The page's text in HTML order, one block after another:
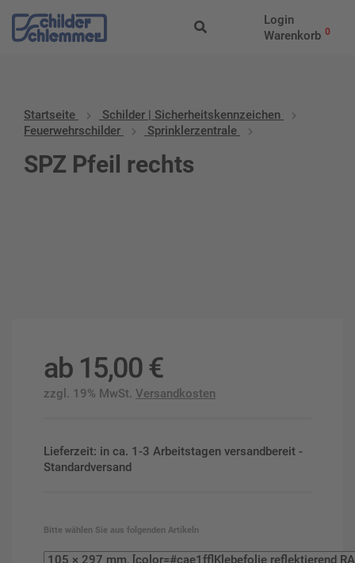
Login
Warenkorb 0
Startseite
Schilder | Sicherheitskennzeichen
Feuerwehrschilder
Sprinklerzentrale
SPZ Pfeil rechts
ab 15,00 €
zzgl. 19% MwSt. Versandkosten
Lieferzeit: in ca. 1-3 Arbeitstagen versandbereit -
Standardversand
Bitte wählen Sie aus folgenden Artikeln